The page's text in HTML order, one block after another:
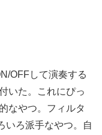
OFFして演奏する
いた。これにぴっ
なやつ。フィルタ
いろ派手なやつ。自